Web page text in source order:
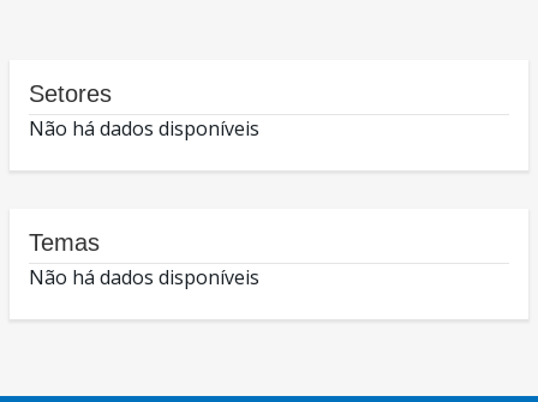
Setores
Não há dados disponíveis
Temas
Não há dados disponíveis